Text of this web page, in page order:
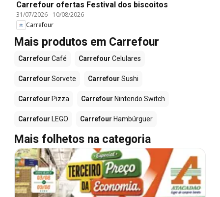
Carrefour ofertas Festival dos biscoitos
31/07/2026- 10/08/2026
Carrefour
Mais produtos em Carrefour
Carrefour Café Carrefour Celulares
Carrefour Sorvete Carrefour Sushi
Carrefour Pizza Carrefour Nintendo Switch
Carrefour LEGO Carrefour Hambúrguer
Mais folhetos na categoria